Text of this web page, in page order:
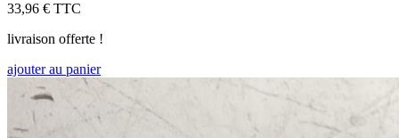
33,96 € TTC
livraison offerte !
ajouter au panier